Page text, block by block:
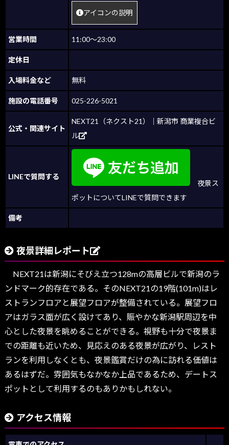
アイコンの説明
営業時間 11:00～23:00
定休日
入場料金など 無料
施設の電話番号 025-226-5021
公式・関連サイト
NEXT21（ネクスト21）｜新潟市 商業複合ビ
ル
LINEで質問する
夜景ス
ポットについてLINEで質問できます
備考
夜景詳細レポート
NEXT21は新潟にそびえ立つ128mの高層ビルで新潟のラ
ンドマーク的存在である。そのNEXT21の19階(101m)はレ
ストランフロアと展望フロアが整備されている。展望フロ
アはガラス面が広く設けてあり、賑やかな新潟駅周辺を中
心とした夜景を眺めることができる。視野も十分で夜景ま
での距離も近いため、見応えのある夜景が広がり、レスト
ランを利用しなくとも、夜景鑑賞だけの為に訪れる価値は
あるはずだ。雰囲気もなかなか上品であるため、デートス
ポットとして利用するのもありかもしれない。
アクセス情報